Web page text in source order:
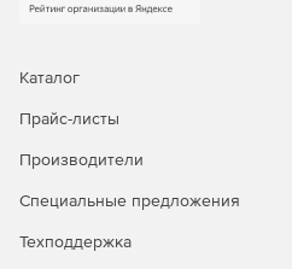
Каталог
Прайс-листы
Производители
Специальные предложения
Техподдержка